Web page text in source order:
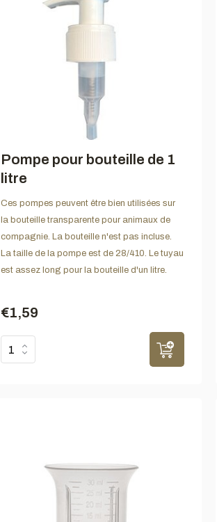
Pompe pour bouteille de 1
litre
Ces pompes peuvent être bien utilisées sur
la bouteille transparente pour animaux de
compagnie. La bouteille n'est pas incluse.
La taille de la pompe est de 28/410. Le tuyau
est assez long pour la bouteille d'un litre.
€1,59